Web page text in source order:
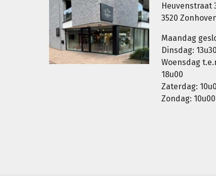
Heuvenstraat
3520
Maandag
Dinsdag:
Woensdag
18u00
Zaterdag:
Zondag: